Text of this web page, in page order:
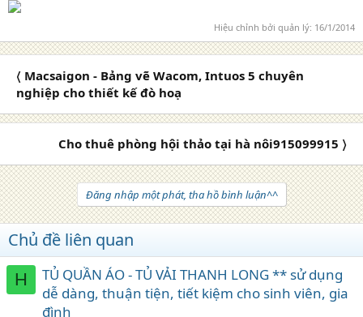
Hiệu chỉnh bởi quản lý: 16/1/2014
〈 Macsaigon - Bảng vẽ Wacom, Intuos 5 chuyên
nghiệp cho thiết kế đò hoạ
Cho thuê phòng hội thảo tại hà nôi915099915 〉
Đăng nhập một phát, tha hồ bình luận^^
Chủ đề liên quan
H
TỦ QUẦN ÁO - TỦ VẢI THANH LONG ** sử dụng
dễ dàng, thuận tiện, tiết kiệm cho sinh viên, gia
đình